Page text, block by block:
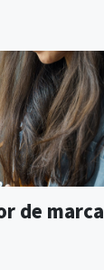
de marca